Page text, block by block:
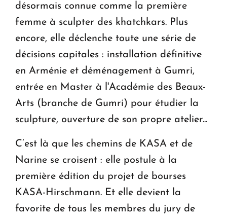
désormais connue comme la première
femme à sculpter des khatchkars. Plus
encore, elle déclenche toute une série de
décisions capitales : installation définitive
en Arménie et déménagement à Gumri,
entrée en Master à l'Académie des Beaux-
Arts (branche de Gumri) pour étudier la
sculpture, ouverture de son propre atelier...
C’est là que les chemins de KASA et de
Narine se croisent : elle postule à la
première édition du projet de bourses
KASA-Hirschmann. Et elle devient la
favorite de tous les membres du jury de